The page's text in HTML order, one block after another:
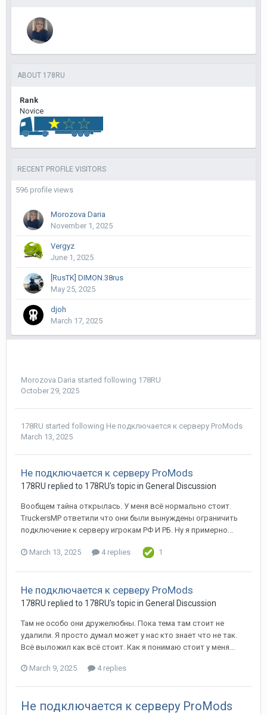
ABOUT 178RU
Rank
Novice
RECENT PROFILE VISITORS
596 profile views
Morozova Daria
November 1, 2025
Vergyz
June 1, 2025
[RusTK] DIMON.38rus
May 25, 2025
djoh
March 17, 2025
Morozova Daria started following 178RU
October 29, 2025
178RU started following Не подключается к серверу ProMods
March 13, 2025
Не подключается к серверу ProMods
178RU replied to 178RU's topic in General Discussion
Вообщем тайна открылась. У меня всё нормально стоит.
TruckersMP ответили что они были вынуждены ограничить
подключение к серверу игрокам РФ И РБ. Ну я примерно...
March 13, 2025 4 replies 1
Не подключается к серверу ProMods
178RU replied to 178RU's topic in General Discussion
Там не особо они дружелюбны. Пока тема там стоит не
удалили. Я просто думал может у нас кто знает что не так.
Всё выложил как всё стоит. Как я понимаю стоит у меня...
March 9, 2025 4 replies
Не подключается к серверу ProMods